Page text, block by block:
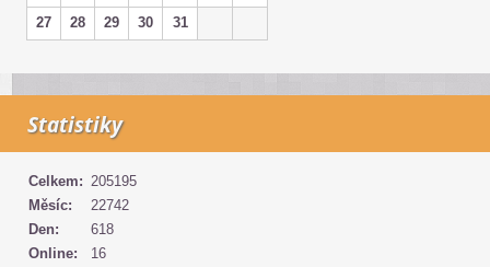
27
28 29 30 31
Statistiky
Online: 16
Celkem: 205195
Měsíc:
22742
Den:
618